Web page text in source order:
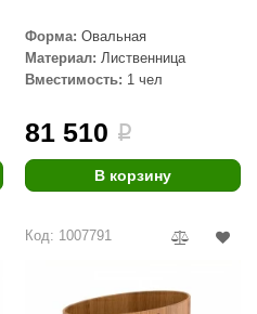
Форма: Овальная
Материал: Лиственница
Вместимость: 1 чел
81 510 i
В корзину
Код: 1007791